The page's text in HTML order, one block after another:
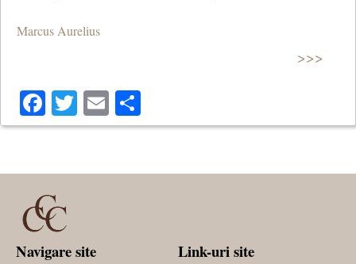
Marcus Aurelius
>>>
Facebook
Twitter
Email
Navigare site Link-uri site